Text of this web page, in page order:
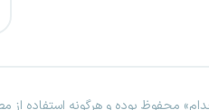
محفوظ بوده و هرگونه استفاده